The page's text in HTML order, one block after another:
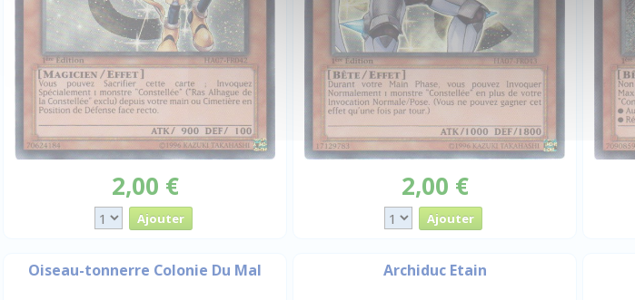
2,00 € 2,00 €
Oiseau-tonnerre Colonie Du Mal Archiduc Etain